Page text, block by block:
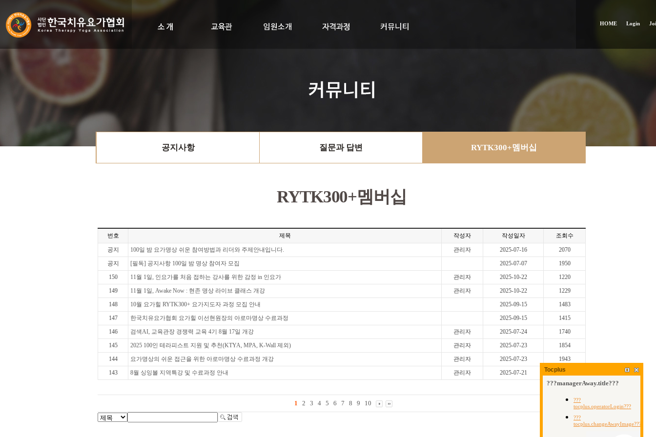
HOME Login
공지사항 질문과 답변 RYTK300+멤버십
RYTK300+멤버십
번호 제목 작성자 작성일자 조회수
공지 100일 밤 요가명상 쉬운 참여방법과 리더와 주제안내입니다. 관리자 2025-07-16
2070
공지
[필독] 공지사항 100일 밤 명상 참여자 모집 2025-07-07
1950
150
11월 1일, 인요가를 처음 접하는 강사를 위한 감정 in 인요가 관리자 2025-10-22
1220
149
11월 1일, Awake Now : 현존 명상 라이브 클래스 개강 관리자 2025-10-22
1229
148
10월 요가힐 RYTK300+ 요가지도자 과정 모집 안내 2025-09-15
1483
147
한국치유요가협회 요가힐 이선현원장의 아로마명상 수료과정 2025-09-15
1415
146
검색AI, 교육관장 경쟁력 교육 4기 8월 17일 개강 관리자 2025-07-24
1740
145
2025 100인 테라피스트 지원 및 추천(KTYA, MPA, K-Wall 제외) 관리자 2025-07-23
1854
144
요가명상의 쉬운 접근을 위한 아로마명상 수료과정 개강 관리자 2025-07-23
1943
143
8월 싱잉볼 지역특강 및 수료과정 안내 관리자 2025-07-21 1989
1 2 3 4 5 6 7 8 9 10
Tocplus